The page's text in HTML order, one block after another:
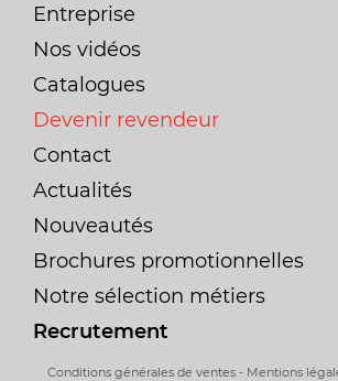
Entreprise
Nos vidéos
Catalogues
Devenir revendeur
Contact
Actualités
Nouveautés
Brochures promotionnelles
Notre sélection métiers
Recrutement
Conditions générales de ventes- Mentions